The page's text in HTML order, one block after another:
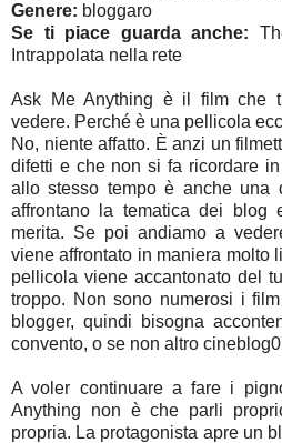
Genere: bloggaro
Se ti piace guarda anche:
Intrappolata nella rete
Ask Me Anything è il film che
vedere. Perché è una pellicola
No, niente affatto. È anzi un
difetti e che non si fa ricordare
allo stesso tempo è anche una
affrontano la tematica dei
merita. Se poi andiamo a
viene affrontato in maniera molto
pellicola viene accantonato del
troppo. Non sono numerosi i
blogger, quindi bisogna
convento, o se non altro
A voler continuare a fare i
Anything non è che parli
propria. La protagonista apre un